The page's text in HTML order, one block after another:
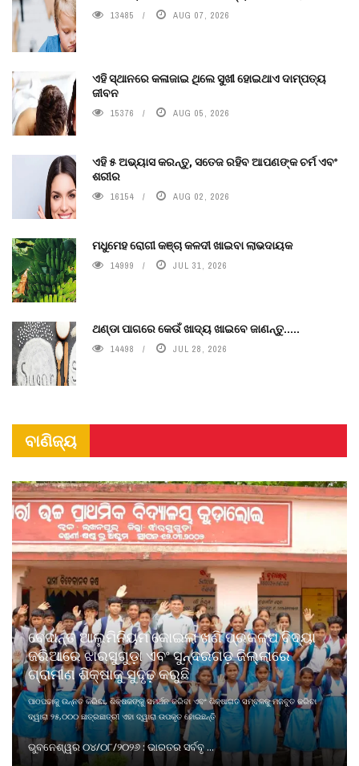
13485 AUG 07, 2026
ଏହି ସ୍ଥାନରେ କଳାଜାଇ ଥିଲେ ସୁଖୀ ହୋଇଥାଏ ଦାମ୍ପତ୍ୟ
ଜୀବନ
15376 AUG 05, 2026
ଏହି ୫ ଅଭ୍ୟାସ କରନ୍ତୁ, ସତେଜ ରହିବ ଆପଣଙ୍କ ଚର୍ମ ଏବଂ
ଶରୀର
16154 AUG 02, 2026
ମଧୁମେହ ରୋଗୀ କଞ୍ଚା କଳଦୀ ଖାଇବା ଲାଭଦାୟକ
14999 JUL 31, 2026
ଥଣ୍ଡା ପାଗରେ କେଉଁ ଖାଦ୍ୟ ଖାଇବେ ଜାଣନ୍ତୁ.....
14498 JUL 28, 2026
ବାଣିଜ୍ୟ
ବେଦାନ୍ତ ଆଲୁମିନିୟମ କୋଇଲା ଖଣି ପ୍ରକଳ୍ପ ବିଦ୍ୟା
ଜରିଆରେ ଝାରସୁଗୁଡ଼ା ଏବଂ ସୁନ୍ଦରଗଡ଼ ଜିଲ୍ଲାରେ
ଗ୍ରାମୀଣ ଶିକ୍ଷାକୁ ସୁଦୃଢ଼ କରୁଛି
ପାଠପଢାକୁ ଉନ୍ନତ କରିବା, ଶିକ୍ଷକଙ୍କୁ ସମର୍ଥନ କରିବା ଏବଂ ଶିକ୍ଷାଗତ ସମ୍ବଳକୁ ମଜବୁତ କରିବା
ଦ୍ୱାରା ୨୫,୦୦୦ ଛାତ୍ରଛାତ୍ରୀ ଏହା ଦ୍ୱାରା ଉପକୃତ ହୋଇଛନ୍ତି
ଭୁବନେଶ୍ୱର ୦୪/୦୮/୨୦୨୬ : ଭାରତର ସର୍ବବୃ ...